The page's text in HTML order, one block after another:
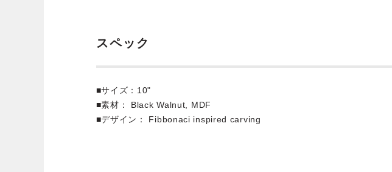
スペック
■サイズ：10"
■素材： Black Walnut, MDF
■デザイン： Fibbonaci inspired carving